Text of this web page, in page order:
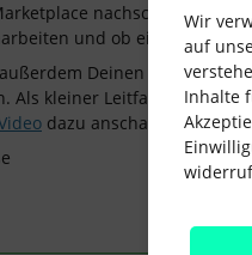
nachschauen, mit
und ob eine der
Deinen Wunsch
Als kleiner Leitfaden, wie
dazu anschauen.
Wir
auf
Inhalte